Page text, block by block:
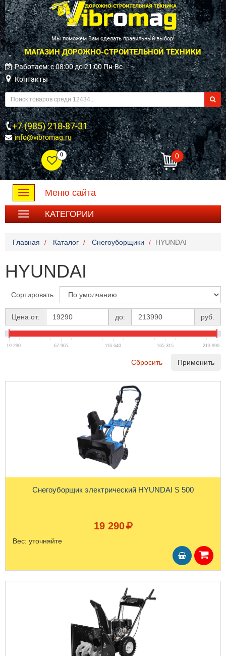
Мы поможем Вам сделать правильный выбор!
МАГАЗИН ДОРОЖНО-СТРОИТЕЛЬНОЙ ТЕХНИКИ
Работаем: c 08:00 до 21:00 Пн-Вс
Контакты
+7 (985) 218-87-31
info@vibromag.ru
0 0
Toggle
navigation
Меню сайта
КАТЕГОРИИ
Главная Каталог Снегоуборщики HYUNDAI
HYUNDAI
Сортировать
Цена от: до: руб.
19 290 67 965 116 640 165 315 213 990
Сбросить Применить
Снегоуборщик электрический HYUNDAI S 500
19 290
Вес: уточняйте